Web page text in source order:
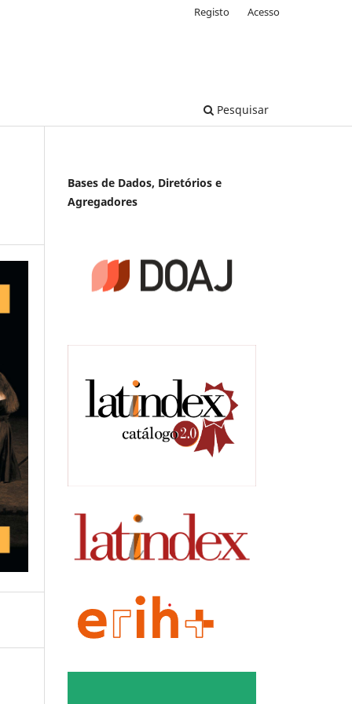
Pesquisar
Registo Acesso
Bases de Dados, Diretórios e
Agregadores